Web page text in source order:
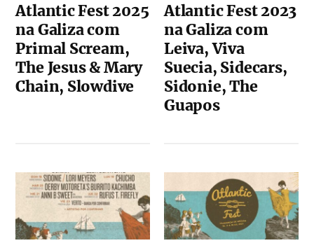
Atlantic Fest 2025
na Galiza com
Primal Scream,
The Jesus & Mary
Chain, Slowdive
Atlantic Fest 2023
na Galiza com
Leiva, Viva
Suecia, Sidecars,
Sidonie, The
Guapos